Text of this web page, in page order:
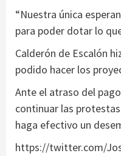
“Nuestra única
para poder dotar lo
Calderón de Escalón
podido hacer los
Ante el atraso del
continuar las
haga efectivo un
https://twitter.com/